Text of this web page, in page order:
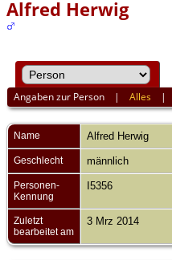
Alfred Herwig
Angaben zur Person |Alles |
Name Alfred Herwig
Geschlecht männlich
Personen-
Kennung
I5356
Zuletzt
bearbeitet am
3 Mrz 2014